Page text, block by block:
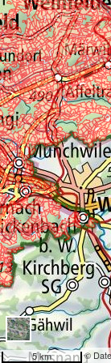
©
5 km
Erweiterte
Werkzeuge
Landwirtschaft
Dargestellte
Karten
Perimeter
Nach
weiteren
Karten
suchen?
Konfiguration